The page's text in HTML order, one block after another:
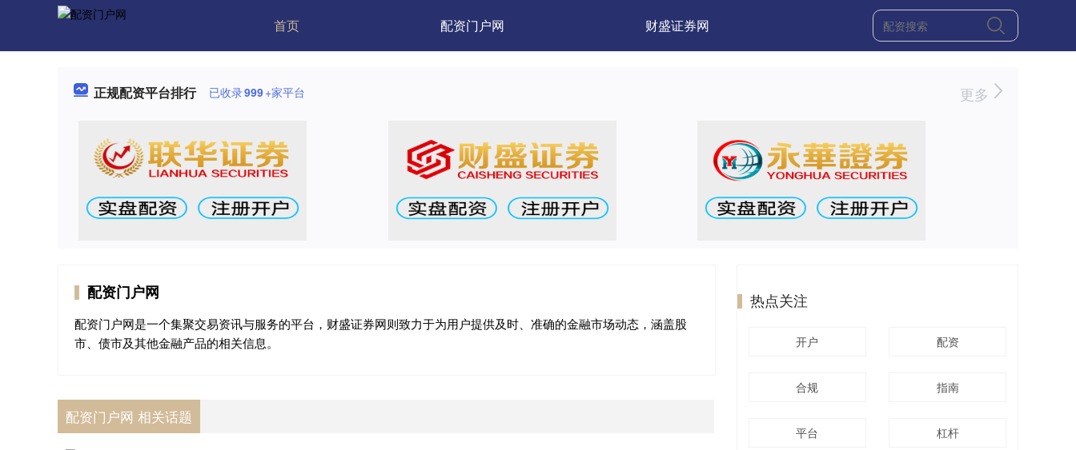
首页 配资门户网 财盛证券网
正规配资平台排行 已收录999+家平台 更多
配资门户网
配资门户网是一个集聚交易资讯与服务的平台，财盛证券网则致力于为用户提供及时、准确的金融市场动态，涵盖股
市、债市及其他金融产品的相关信息。
配资门户网 相关话题
热点关注
开户 配资
合规 指南
平台 杠杆